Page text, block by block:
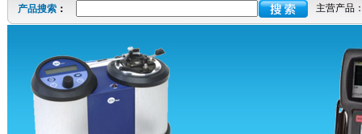
产品搜索： 主营产品